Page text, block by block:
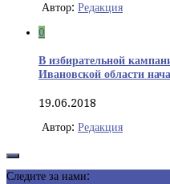
Автор: Редакция
0
В избирательной
Ивановской области
19.06.2018
Автор: Редакция
Следите за нами: